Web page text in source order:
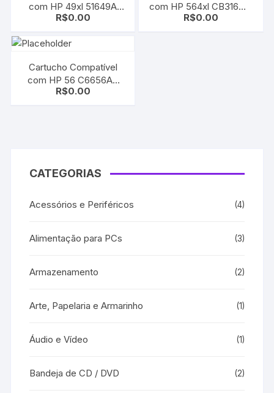
com HP 49xl 51649A
Color | Deskjet 350/
R$0.00
com HP 564xl CB316WL
| CB684WN Black |
R$0.00
Cartucho Compatível
com HP 56 C6656AB
Black | Deskjet 450 /
R$0.00
CATEGORIAS
Acessórios e Periféricos (4)
Alimentação para PCs (3)
Armazenamento (2)
Arte, Papelaria e Armarinho (1)
Áudio e Vídeo (1)
Bandeja de CD / DVD (2)